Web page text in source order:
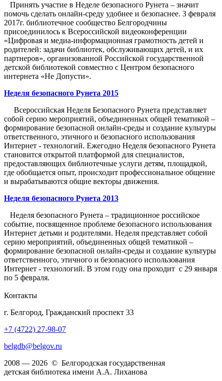
Принять участие в Неделе безопасного Рунета – значит
помочь сделать онлайн-среду удобнее и безопаснее. 3 февраля
2017г. библиотечное сообщество Белгородчины
присоединилось к Всероссийской видеоконференции
«Цифровая и медиа-информационная грамотность детей и
родителей: задачи библиотек, обслуживающих детей, и их
партнеров», организованной Российской государственной
детской библиотекой совместно с Центром безопасного
интернета «Не Допусти».
Неделя безопасного Рунета 2015
Всероссийская Неделя Безопасного Рунета представляет
собой серию мероприятий, объединенных общей тематикой –
формирование безопасной онлайн-среды и создание культуры
ответственного, этичного и безопасного использования
Интернет - технологий. Ежегодно Неделя безопасного Рунета
становится открытой платформой для специалистов,
предоставляющих библиотечные услуги детям, площадкой,
где обобщается опыт, происходит профессиональное общение
и вырабатываются общие векторы движения.
Неделя безопасного Рунета 2013
Неделя безопасного Рунета – традиционное российское
событие, посвященное проблеме безопасного использования
Интернет детьми и родителями. Неделя представляет собой
серию мероприятий, объединенных общей тематикой –
формирование безопасной онлайн-среды и создание культуры
ответственного, этичного и безопасного использования
Интернет - технологий. В этом году она проходит с 29 января
по 5 февраля.
Контакты
г. Белгород, Гражданский проспект 33
+7 (4722) 27-98-07
belgdb@belgov.ru
2008 — 2026 © Белгородская государственная
детская библиотека имени А.А. Лиханова